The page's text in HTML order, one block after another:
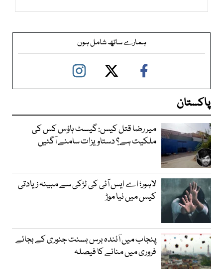
ہمارے ساتھ شامل ہوں
پاکستان
میر رضا قتل کیس: گیسٹ ہاؤس کس کی
ملکیت ہے؟ دستاویزات سامنے آگئیں
لاہور؛ اے ایس آئی کی لڑکی سے مبینہ زیادتی
کیس میں نیا موڑ
پنجاب میں آئندہ برس بسنت جنوری کے بجائے
فروری میں منانے کا فیصلہ